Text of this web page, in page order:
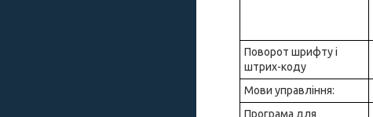
Поворот шрифту і
штрих-коду
Мови управління:
Програма для